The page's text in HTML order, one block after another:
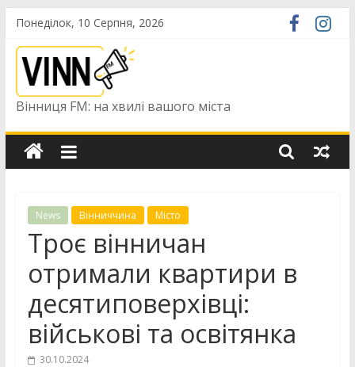
Skip
content
Понеділок, 10 Серпня, 2026
Вінниця FM: на хвилі вашого міста
News Вінниччина Місто
Троє вінничан
отримали квартири в
десятиповерхівці:
військові та освітянка
30.10.2024